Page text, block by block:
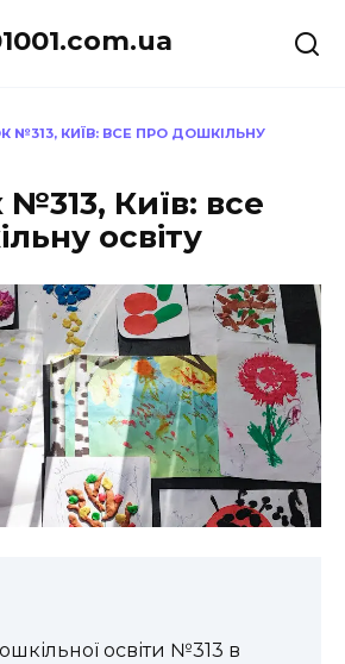
№313, КИЇВ: ВСЕ ПРО ДОШКІЛЬНУ
Київ: все
освіту
освіти №313 в